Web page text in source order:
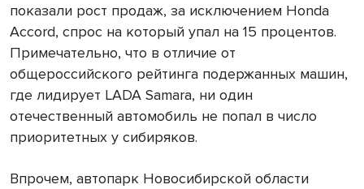
показали рост продаж, за исключением Honda
Accord, спрос на который упал на 15 процентов.
Примечательно, что в отличие от
общероссийского рейтинга подержанных машин,
где лидирует LADA Samara, ни один
отечественный автомобиль не попал в число
приоритетных у сибиряков.
Впрочем, автопарк Новосибирской области